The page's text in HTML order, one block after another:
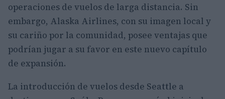
operaciones de vuelos de larga distancia. Sin
embargo, Alaska Airlines, con su imagen local y
su cariño por la comunidad, posee ventajas que
podrían jugar a su favor en este nuevo capítulo
de expansión.
La introducción de vuelos desde Seattle a